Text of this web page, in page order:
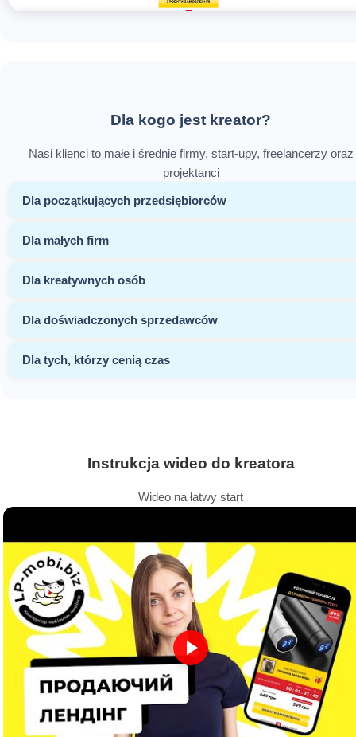
Dla kogo jest kreator?
Nasi klienci to małe i średnie firmy, start-upy, freelancerzy oraz
projektanci
Dla początkujących przedsiębiorców
Dla małych firm
Dla kreatywnych osób
Dla doświadczonych sprzedawców
Dla tych, którzy cenią czas
Instrukcja wideo do kreatora
Wideo na łatwy start